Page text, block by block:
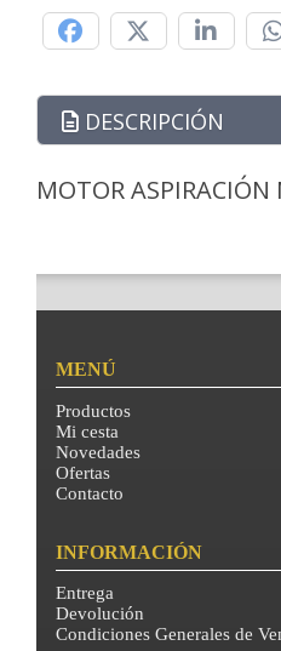
DESCRIPCIÓN
MOTOR ASPIRACIÓN
MENÚ
Productos
Mi cesta
Novedades
Ofertas
Contacto
INFORMACIÓN
Entrega
Devolución
Condiciones Generales de